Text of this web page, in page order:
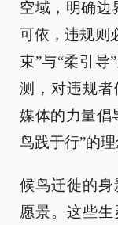
空域，明确边
可依，违规则
束”与“柔引导
测，对违规者
媒体的力量倡
鸟践于行”的理
候鸟迁徙的
愿景。这些